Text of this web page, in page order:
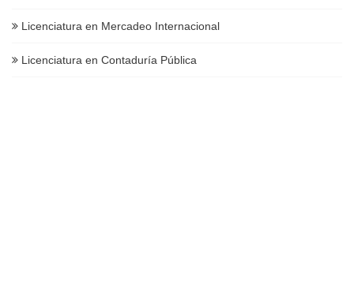
Licenciatura en Mercadeo Internacional
Licenciatura en Contaduría Pública